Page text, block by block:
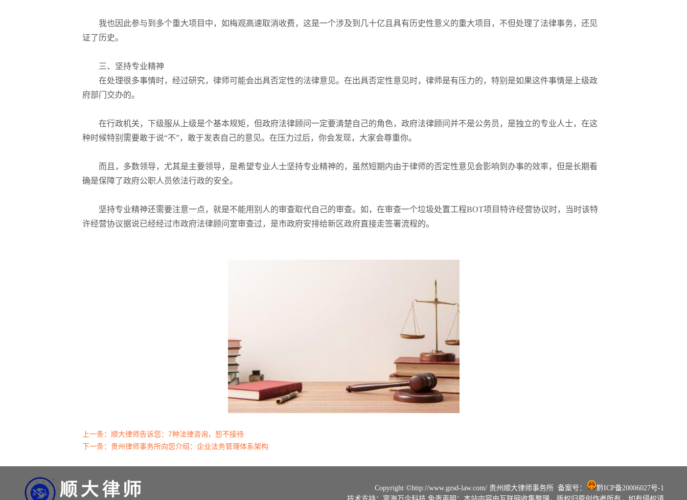
我也因此参与到多个重大项目中，如梅观高速取消收费，这是一个涉及到几十亿且具有历史性意义的重大项目，不但处理了法律事务，还见
证了历史。
三、坚持专业精神
在处理很多事情时，经过研究，律师可能会出具否定性的法律意见。在出具否定性意见时，律师是有压力的，特别是如果这件事情是上级政
府部门交办的。
在行政机关，下级服从上级是个基本规矩，但政府法律顾问一定要清楚自己的角色，政府法律顾问并不是公务员，是独立的专业人士，在这
种时候特别需要敢于说“不”，敢于发表自己的意见。在压力过后，你会发现，大家会尊重你。
而且，多数领导，尤其是主要领导，是希望专业人士坚持专业精神的，虽然短期内由于律师的否定性意见会影响到办事的效率，但是长期看
确是保障了政府公职人员依法行政的安全。
坚持专业精神还需要注意一点，就是不能用别人的审查取代自己的审查。如，在审查一个垃圾处置工程BOT项目特许经营协议时，当时该特
许经营协议据说已经经过市政府法律顾问室审查过，是市政府安排给新区政府直接走签署流程的。
上一条：顺大律师告诉您：7种法律咨询，恕不接待
下一条：贵州律师事务所向您介绍：企业法务管理体系架构
Copyright ©http://www.gzsd-law.com/ 贵州顺大律师事务所 备案号：
黔ICP备20006027号-1